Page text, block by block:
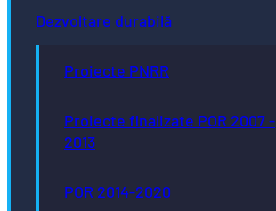
Dezvoltare durabilă
Proiecte PNRR
Proiecte finalizate POR 2007 -
2013
POR 2014-2020